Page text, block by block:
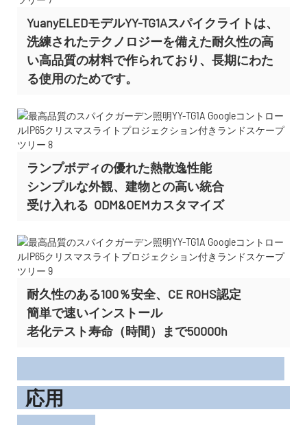
YuanyELEDモデルYY-TG1Aスパイクライトは、
洗練されたテクノロジーを備えた耐久性の高
い高品質の材料で作られており、長期にわた
る使用のためです。
ランプボディの優れた熱散逸性能
シンプルな外観、建物との高い統合
受け入れる ODM&OEMカスタマイズ
耐久性のある100％安全、CE ROHS認定
簡単で速いインストール
老化テスト寿命（時間）まで50000h
応用